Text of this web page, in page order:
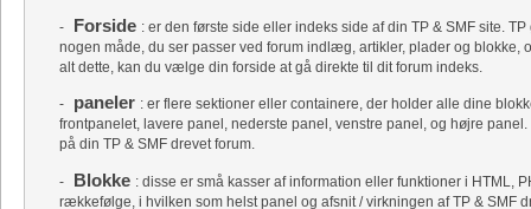
- Forside : er den første side eller indeks side af din TP & SMF site.
nogen måde, du ser passer ved forum indlæg, artikler, plader og blokke,
alt dette, kan du vælge din forside at gå direkte til dit forum indeks.
- paneler : er flere sektioner eller containere, der holder alle dine
frontpanelet, lavere panel, nederste panel, venstre panel, og højre
på din TP & SMF drevet forum.
- Blokke : disse er små kasser af information eller funktioner i HTML,
rækkefølge, i hvilken som helst panel og afsnit / virkningen af ​​TP & SMF